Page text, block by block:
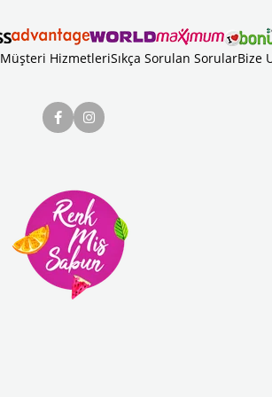
Müşteri HizmetleriSıkça Sorulan SorularBize